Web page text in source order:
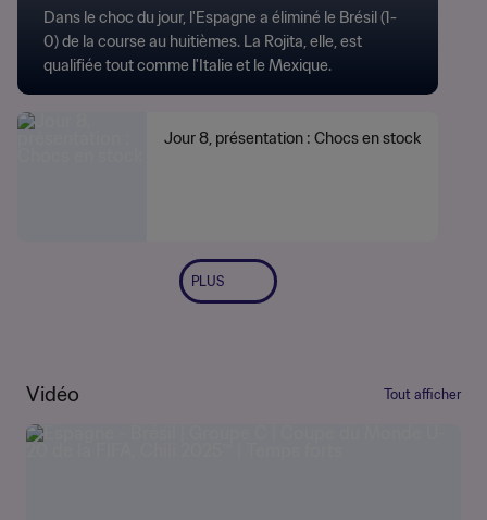
Dans le choc du jour, l'Espagne a éliminé le Brésil (1-
0) de la course au huitièmes. La Rojita, elle, est
qualifiée tout comme l'Italie et le Mexique.
Jour 8, présentation : Chocs en stock
PLUS
Vidéo Tout afficher